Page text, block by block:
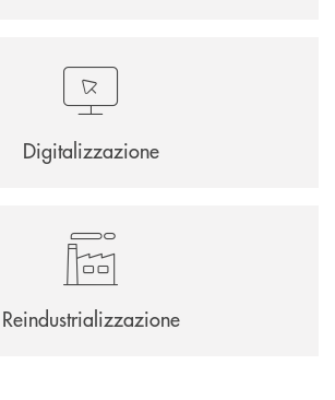
Digitalizzazione
Reindustrializzazione